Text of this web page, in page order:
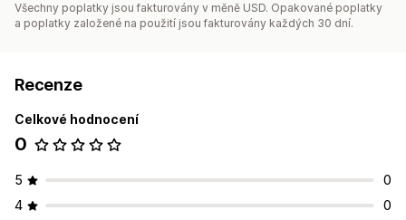
Všechny poplatky jsou fakturovány v měně USD. Opakované poplatky
a poplatky založené na použití jsou fakturovány každých 30 dní.
Recenze
Celkové hodnocení
0
5
0
4
0